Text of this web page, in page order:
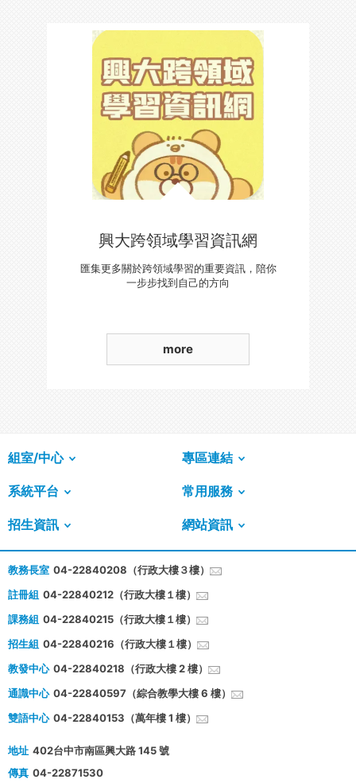
興大跨領域學習資訊網
匯集更多關於跨領域學習的重要資訊，陪你
一步步找到自己的方向
more
組室/中心 專區連結
系統平台 常用服務
招生資訊 網站資訊
教務長室 04-22840208（行政大樓３樓）
註冊組 04-22840212（行政大樓１樓）
課務組 04-22840215（行政大樓１樓）
招生組 04-22840216（行政大樓１樓）
教發中心 04-22840218（行政大樓 2 樓）
通識中心 04-22840597（綜合教學大樓 6 樓）
雙語中心 04-22840153（萬年樓 1 樓）
地址 402台中市南區興大路 145 號
傳真 04-22871530